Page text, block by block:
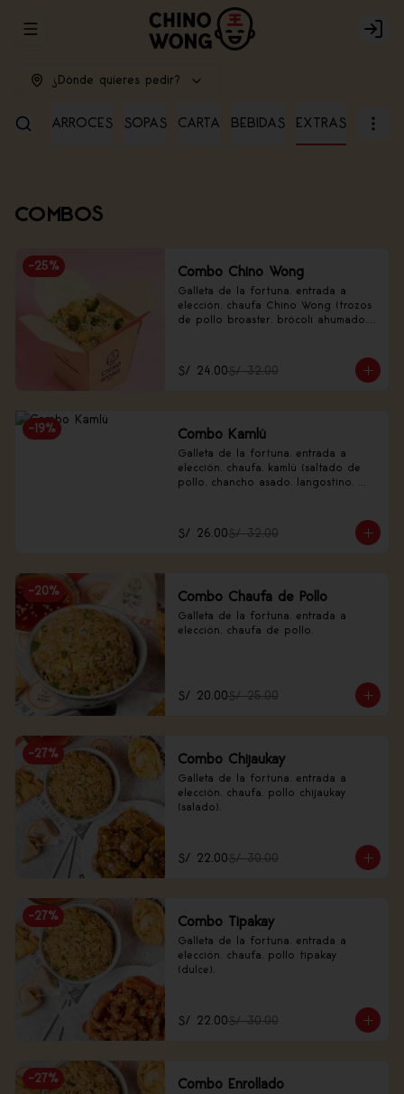
Abrir menu de navegación Login
¿Dónde quieres pedir?
ARROCES SOPAS CARTA BEBIDAS EXTRAS
COMBOS
-25% Combo Chino Wong
Galleta de la fortuna, entrada a
elección, chaufa Chino Wong (trozos
de pollo broaster, brócoli ahumado,
S/ 24.00S/ 32.00
-19% Combo Kamlú
Galleta de la fortuna, entrada a
elección, chaufa, kamlú (saltado de
pollo, chancho asado, langostino,
S/ 26.00S/ 32.00
-20% Combo Chaufa de Pollo
Galleta de la fortuna, entrada a
elección, chaufa de pollo.
S/ 20.00S/ 25.00
-27% Combo Chijaukay
Galleta de la fortuna, entrada a
elección, chaufa, pollo chijaukay
(salado).
S/ 22.00S/ 30.00
-27% Combo Tipakay
Galleta de la fortuna, entrada a
elección, chaufa, pollo tipakay
(dulce).
S/ 22.00S/ 30.00
-27% Combo Enrollado